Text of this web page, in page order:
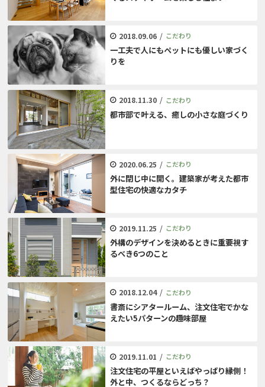
2018.09.06 / こだわり
一工夫で人にもペットにも優しい家づく
りを
2018.11.30 / こだわり
都市部で叶える、癒しの小さな庭づくり
2020.06.25 / こだわり
外に閉じ中に開く。建築家が考えた都市
型住宅の快適なカタチ
2019.11.25 / こだわり
外構のデザインを決めるときに重要視す
るべき6つのこと
2018.12.04 / こだわり
書斎にシアタールーム、注文住宅でかな
えたい5パターンの趣味部屋
2019.11.01 / こだわり
注文住宅の平屋といえばやっぱり縁側！
外と中、つくるならどっち？